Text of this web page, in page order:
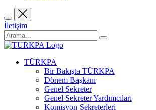
İletişim
TÜRKPA
Bir Bakışta TÜRKPA
Dönem Başkanı
Genel Sekreter
Genel Sekreter Yardımcıları
Komisyon Sekreterleri